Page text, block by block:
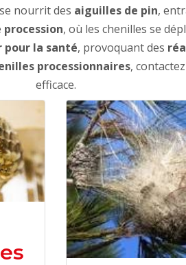
se nourrit des aiguilles de pin,
procession, où les chenilles se
pour la santé, provoquant des
processionnaires,
efficace.